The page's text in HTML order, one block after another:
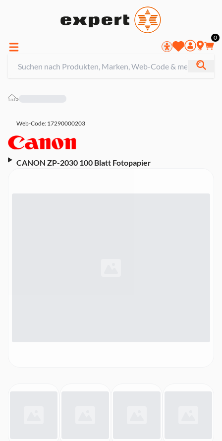
0
»
Web-Code: 17290000203
CANON ZP-2030 100 Blatt Fotopapier